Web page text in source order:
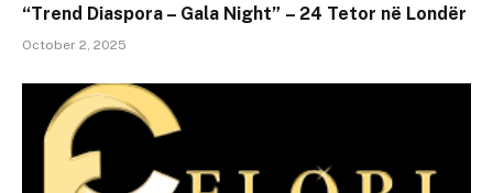
“Trend Diaspora – Gala Night” – 24 Tetor në Londër
October 2, 2025